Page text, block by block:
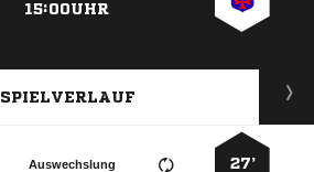
15:00UHR
SPIELVERLAUF
27’
Auswechslung